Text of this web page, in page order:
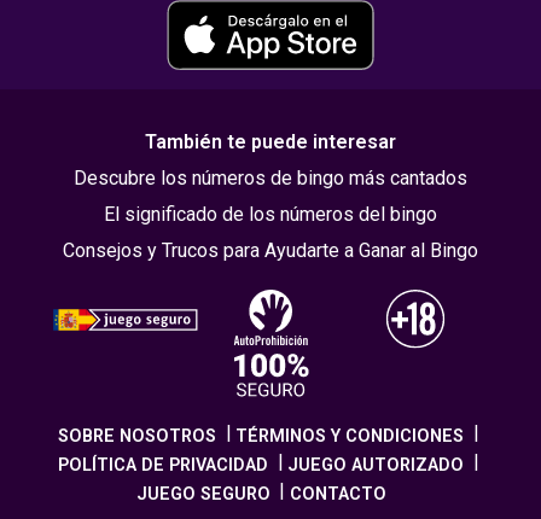
También te puede interesar
Descubre los números de bingo más cantados
El significado de los números del bingo
Consejos y Trucos para Ayudarte a Ganar al Bingo
SOBRE NOSOTROS
TÉRMINOS Y CONDICIONES
POLÍTICA DE PRIVACIDAD
JUEGO AUTORIZADO
JUEGO SEGURO
CONTACTO